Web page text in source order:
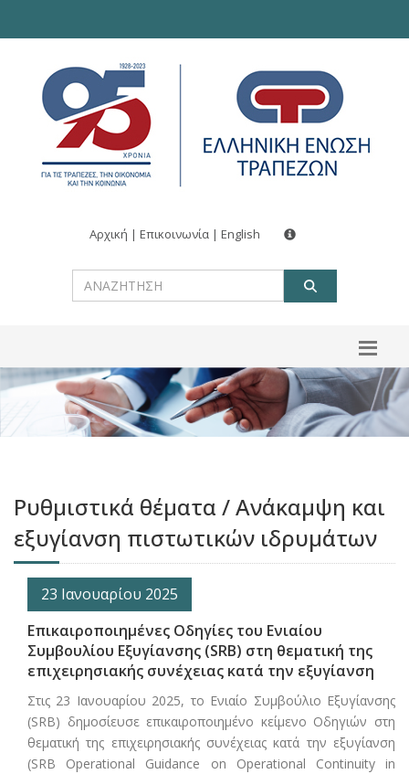
Αρχική | Επικοινωνία | English
Ρυθμιστικά θέματα / Ανάκαμψη και
εξυγίανση πιστωτικών ιδρυμάτων
23 Ιανουαρίου 2025
Επικαιροποιημένες Οδηγίες του Ενιαίου
Συμβουλίου Εξυγίανσης (SRB) στη θεματική της
επιχειρησιακής συνέχειας κατά την εξυγίανση
Στις 23 Ιανουαρίου 2025, το Ενιαίο Συμβούλιο Εξυγίανσης
(SRB) δημοσίευσε επικαιροποιημένο κείμενο Οδηγιών στη
θεματική της επιχειρησιακής συνέχειας κατά την εξυγίανση
(SRB Operational Guidance on Operational Continuity in